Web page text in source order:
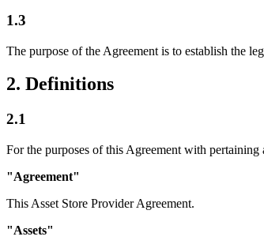
詳しく見る
ストアとD2C全体でIAPを管理
収益化
Unity で宣伝
Unity で収益化
活用事例
モバイルゲーム
Unity でモバイル向けヒット作を制作して成長
イノベーションと車内体験を促進する
ベストプラクティスガイド
デモ、サンプル、ビルディングブロック
新機能
ブログ
更新情報、情報、技術的ヒント
お知らせ
ニュース、ストーリー、プレスセンター
学生向け
教育を大幅に強化
教育機関向けライセンス
認定教材
1.3
The purpose of the Agreement is to establish the
2. Definitions
2.1
For the purposes of this Agreement with
"Agreement"
This Asset Store Provider Agreement.
"Assets"